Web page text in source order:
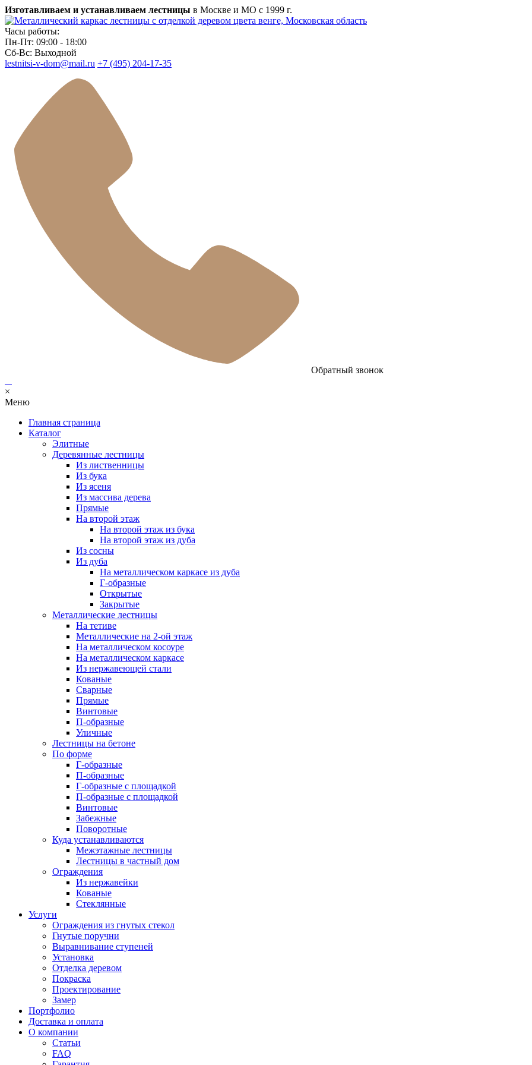
Изготавливаем и устанавливаем лестницы в Москве и МО с 1999 г.
Часы работы:
Пн-Пт: 09:00 - 18:00
Сб-Вс: Выходной
lestnitsi-v-dom@mail.ru +7 (495) 204-17-35
Обратный звонок
×
Меню
Главная страница
Каталог
Элитные
Деревянные лестницы
Из лиственницы
Из бука
Из ясеня
Из массива дерева
Прямые
На второй этаж
На второй этаж из бука
На второй этаж из дуба
Из сосны
Из дуба
На металлическом каркасе из дуба
Г-образные
Открытые
Закрытые
Металлические лестницы
На тетиве
Металлические на 2-ой этаж
На металлическом косоуре
На металлическом каркасе
Из нержавеющей стали
Кованые
Сварные
Прямые
Винтовые
П-образные
Уличные
Лестницы на бетоне
По форме
Г-образные
П-образные
Г-образные с площадкой
П-образные с площадкой
Винтовые
Забежные
Поворотные
Куда устанавливаются
Межэтажные лестницы
Лестницы в частный дом
Ограждения
Из нержавейки
Кованые
Стеклянные
Услуги
Ограждения из гнутых стекол
Гнутые поручни
Выравнивание ступеней
Установка
Отделка деревом
Покраска
Проектирование
Замер
Портфолио
Доставка и оплата
О компании
Статьи
FAQ